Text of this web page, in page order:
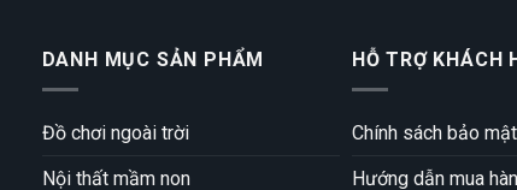
DANH MỤC SẢN PHẨM
Đồ chơi ngoài trời
Nội thất mầm non
HỖ TRỢ KHÁCH
Chính sách bảo mật
Hướng dẫn mua